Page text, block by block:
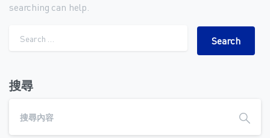
searching can help.
搜尋